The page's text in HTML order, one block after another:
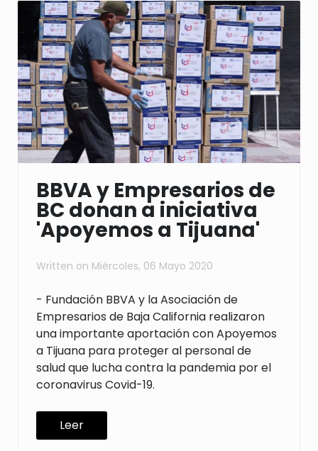
BBVA y Empresarios de
BC donan a iniciativa
'Apoyemos a Tijuana'
Written on Miércoles, 06 Mayo 2020
- Fundación BBVA y la Asociación de
Empresarios de Baja California realizaron
una importante aportación con Apoyemos
a Tijuana para proteger al personal de
salud que lucha contra la pandemia por el
coronavirus Covid-19.
Leer